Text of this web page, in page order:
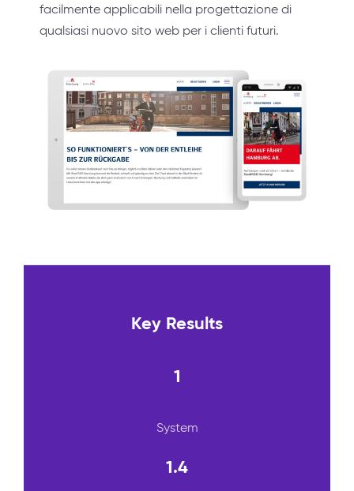
facilmente applicabili nella progettazione di
qualsiasi nuovo sito web per i clienti futuri.
Key Results
1
System
1.4